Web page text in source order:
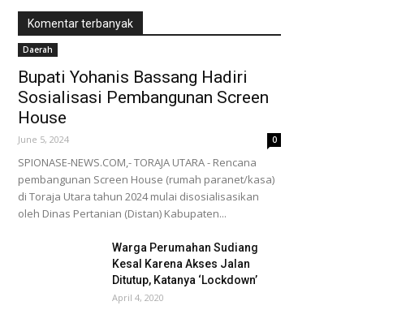
Komentar terbanyak
Daerah
Bupati Yohanis Bassang Hadiri
Sosialisasi Pembangunan Screen
House
June 5, 2024 0
SPIONASE-NEWS.COM,- TORAJA UTARA - Rencana
pembangunan Screen House (rumah paranet/kasa)
di Toraja Utara tahun 2024 mulai disosialisasikan
oleh Dinas Pertanian (Distan) Kabupaten...
Warga Perumahan Sudiang
Kesal Karena Akses Jalan
Ditutup, Katanya ‘Lockdown’
April 4, 2020